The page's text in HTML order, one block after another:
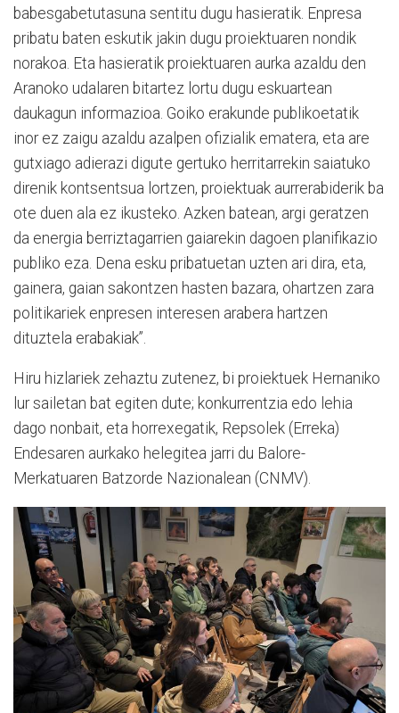
babesgabetutasuna sentitu dugu hasieratik. Enpresa
pribatu baten eskutik jakin dugu proiektuaren nondik
norakoa. Eta hasieratik proiektuaren aurka azaldu den
Aranoko udalaren bitartez lortu dugu eskuartean
daukagun informazioa. Goiko erakunde publikoetatik
inor ez zaigu azaldu azalpen ofizialik ematera, eta are
gutxiago adierazi digute gertuko herritarrekin saiatuko
direnik kontsentsua lortzen, proiektuak aurrerabiderik ba
ote duen ala ez ikusteko. Azken batean, argi geratzen
da energia berriztagarrien gaiarekin dagoen planifikazio
publiko eza. Dena esku pribatuetan uzten ari dira, eta,
gainera, gaian sakontzen hasten bazara, ohartzen zara
politikariek enpresen interesen arabera hartzen
dituztela erabakiak”.
Hiru hizlariek zehaztu zutenez, bi proiektuek Hernaniko
lur sailetan bat egiten dute; konkurrentzia edo lehia
dago nonbait, eta horrexegatik, Repsolek (Erreka)
Endesaren aurkako helegitea jarri du Balore-
Merkatuaren Batzorde Nazionalean (CNMV).